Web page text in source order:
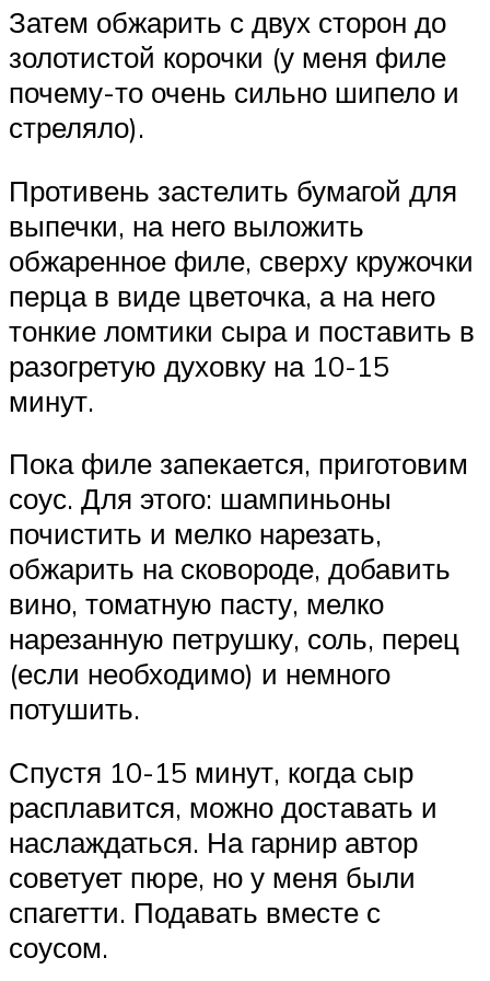
Затем обжарить с двух сторон до
золотистой корочки (у меня филе
почему-то очень сильно шипело и
стреляло).
Противень застелить бумагой для
выпечки, на него выложить
обжаренное филе, сверху кружочки
перца в виде цветочка, а на него
тонкие ломтики сыра и поставить в
разогретую духовку на 10-15
минут.
Пока филе запекается, приготовим
соус. Для этого: шампиньоны
почистить и мелко нарезать,
обжарить на сковороде, добавить
вино, томатную пасту, мелко
нарезанную петрушку, соль, перец
(если необходимо) и немного
потушить.
Спустя 10-15 минут, когда сыр
расплавится, можно доставать и
наслаждаться. На гарнир автор
советует пюре, но у меня были
спагетти. Подавать вместе с
соусом.